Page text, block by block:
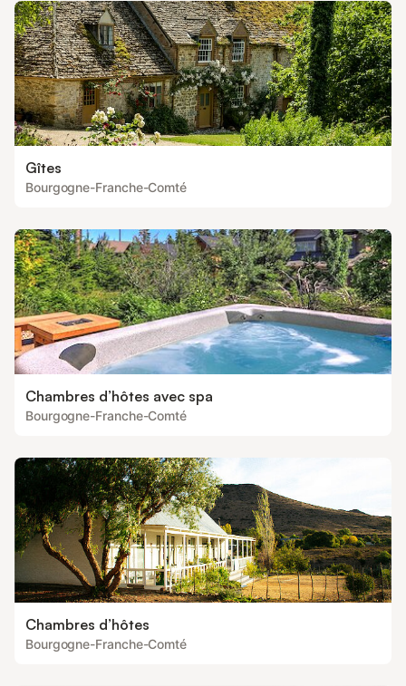
Gîtes
Bourgogne-Franche-Comté
Chambres d’hôtes avec spa
Bourgogne-Franche-Comté
Chambres d’hôtes
Bourgogne-Franche-Comté